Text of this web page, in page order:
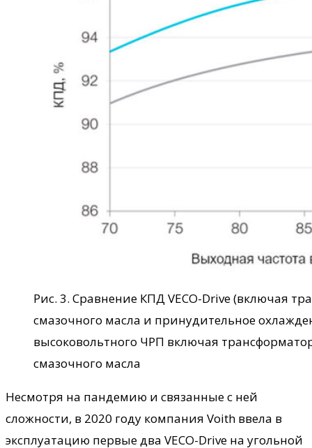
Рис. 3. Сравнение КПД VECO-Drive (включая
смазочного масла и принудительное
высоковольтного ЧРП включая
смазочного масла
Несмотря на пандемию и связанные с ней
сложности, в 2020 году компания Voith ввела в
эксплуатацию первые два VECO-Drive на угольной